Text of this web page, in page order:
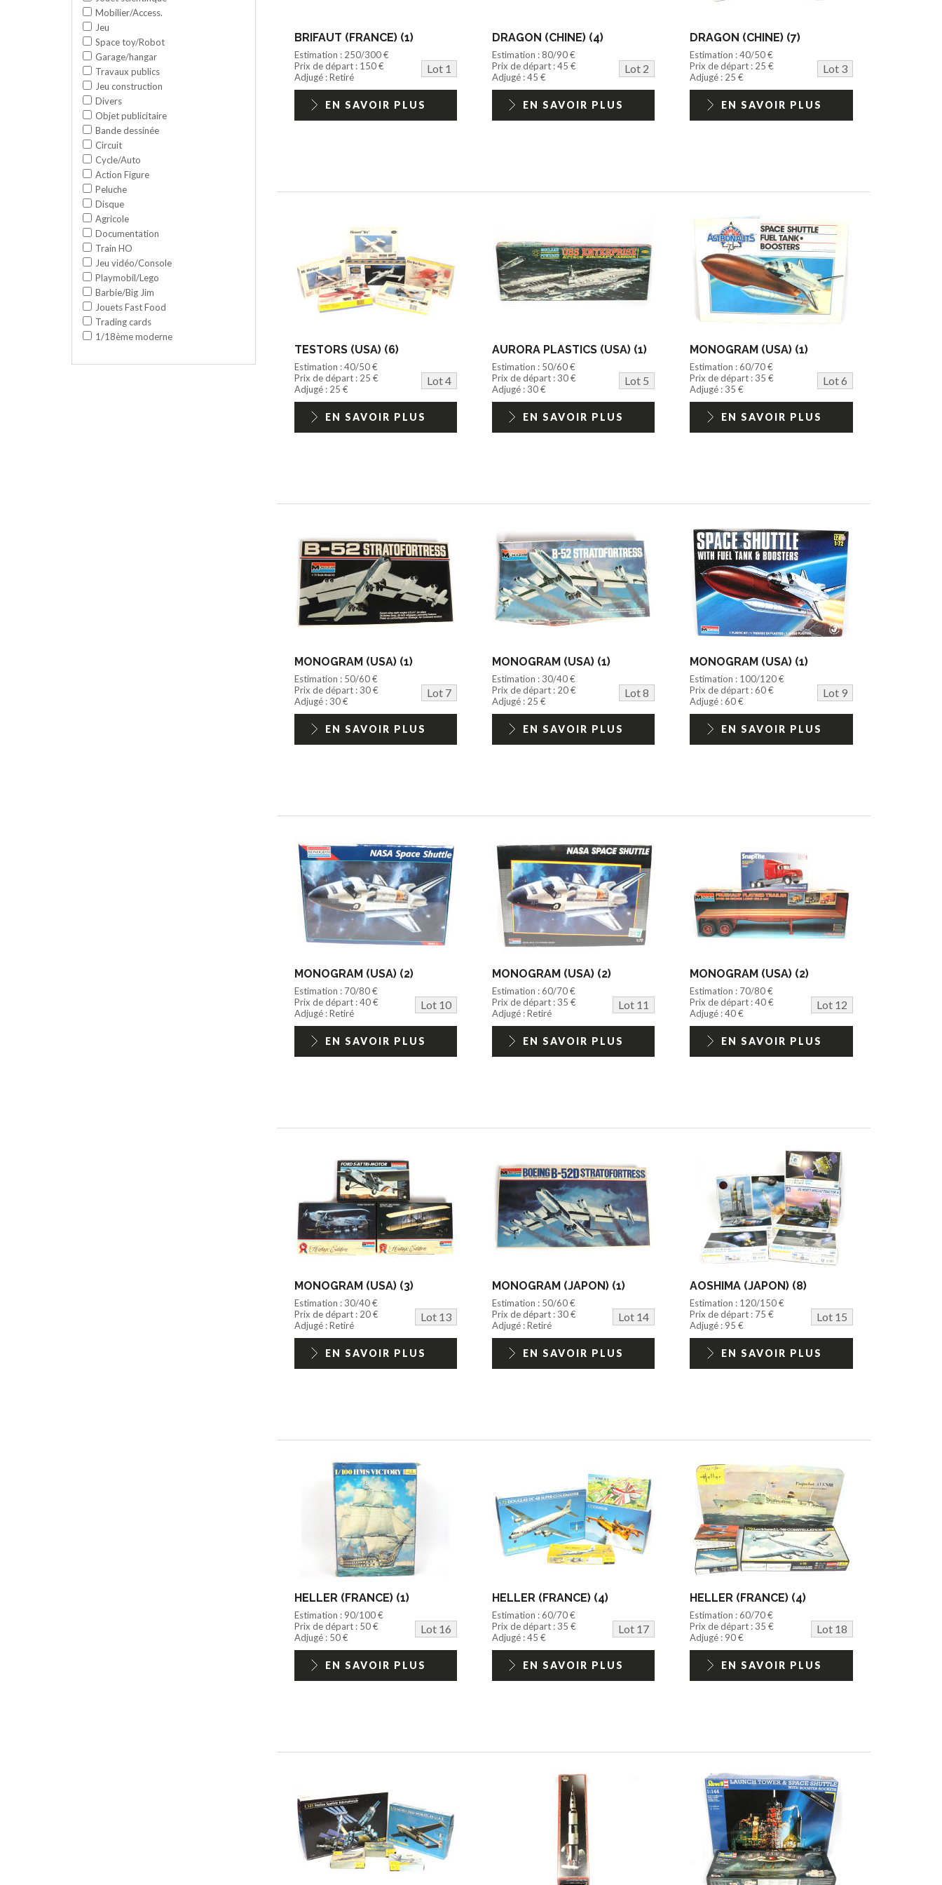
Mobilier/Access.
Jeu
Space toy/Robot
Garage/hangar
Travaux publics
Jeu construction
Divers
Objet publicitaire
Bande dessinée
Circuit
Cycle/Auto
Action Figure
Peluche
Disque
Agricole
Documentation
Train HO
Jeu vidéo/Console
Playmobil/Lego
Barbie/Big Jim
Jouets Fast Food
Trading cards
1/18ème moderne
BRIFAUT (FRANCE) (1)
Estimation : 250/300 €
Prix de départ : 150 €
Lot 1
Adjugé : Retiré
EN SAVOIR PLUS
DRAGON (CHINE) (4)
Estimation : 80/90 €
Prix de départ : 45 €
Lot 2
Adjugé : 45 €
EN SAVOIR PLUS
DRAGON (CHINE) (7)
Estimation : 40/50 €
Prix de départ : 25 €
Lot 3
Adjugé : 25 €
EN SAVOIR PLUS
TESTORS (USA) (6)
Estimation : 40/50 €
Prix de départ : 25 €
Lot 4
Adjugé : 25 €
EN SAVOIR PLUS
AURORA PLASTICS (USA) (1)
Estimation : 50/60 €
Prix de départ : 30 €
Lot 5
Adjugé : 30 €
EN SAVOIR PLUS
MONOGRAM (USA) (1)
Estimation : 60/70 €
Prix de départ : 35 €
Lot 6
Adjugé : 35 €
EN SAVOIR PLUS
MONOGRAM (USA) (1)
Estimation : 50/60 €
Prix de départ : 30 €
Lot 7
Adjugé : 30 €
EN SAVOIR PLUS
MONOGRAM (USA) (1)
Estimation : 30/40 €
Prix de départ : 20 €
Lot 8
Adjugé : 25 €
EN SAVOIR PLUS
MONOGRAM (USA) (1)
Estimation : 100/120 €
Prix de départ : 60 €
Lot 9
Adjugé : 60 €
EN SAVOIR PLUS
MONOGRAM (USA) (2)
Estimation : 70/80 €
Prix de départ : 40 €
Lot 10
Adjugé : Retiré
EN SAVOIR PLUS
MONOGRAM (USA) (2)
Estimation : 60/70 €
Prix de départ : 35 €
Lot 11
Adjugé : Retiré
EN SAVOIR PLUS
MONOGRAM (USA) (2)
Estimation : 70/80 €
Prix de départ : 40 €
Lot 12
Adjugé : 40 €
EN SAVOIR PLUS
MONOGRAM (USA) (3)
Estimation : 30/40 €
Prix de départ : 20 €
Lot 13
Adjugé : Retiré
EN SAVOIR PLUS
MONOGRAM (JAPON) (1)
Estimation : 50/60 €
Prix de départ : 30 €
Lot 14
Adjugé : Retiré
EN SAVOIR PLUS
AOSHIMA (JAPON) (8)
Estimation : 120/150 €
Prix de départ : 75 €
Lot 15
Adjugé : 95 €
EN SAVOIR PLUS
HELLER (FRANCE) (1)
Estimation : 90/100 €
Prix de départ : 50 €
Lot 16
Adjugé : 50 €
EN SAVOIR PLUS
HELLER (FRANCE) (4)
Estimation : 60/70 €
Prix de départ : 35 €
Lot 17
Adjugé : 45 €
EN SAVOIR PLUS
HELLER (FRANCE) (4)
Estimation : 60/70 €
Prix de départ : 35 €
Lot 18
Adjugé : 90 €
EN SAVOIR PLUS